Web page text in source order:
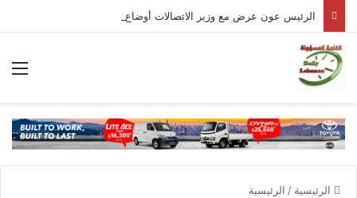
الرئيسية / الرئيسية